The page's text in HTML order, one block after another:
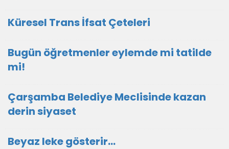
Küresel Trans İfsat Çeteleri
Bugün öğretmenler eylemde mi tatilde
mi!
Çarşamba Belediye Meclisinde kazan
derin siyaset
Beyaz leke gösterir…